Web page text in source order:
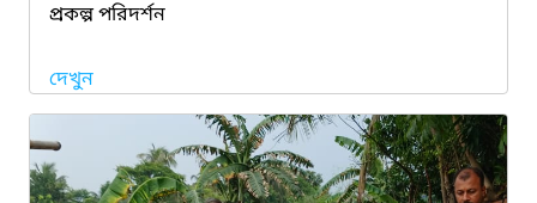
প্রকল্প পরিদর্শন
দেখুন